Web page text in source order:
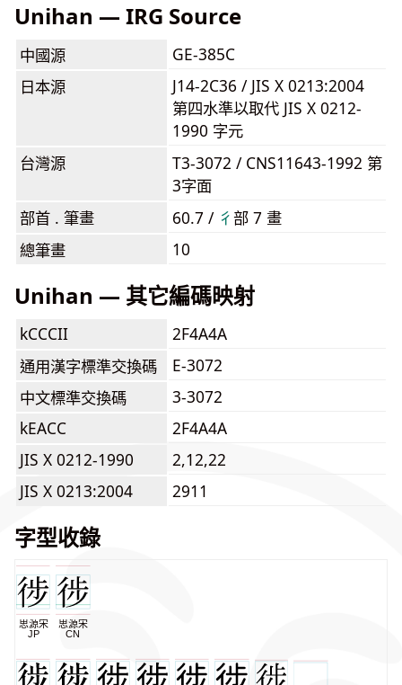
Unihan — IRG Source
中國源
GE-385C
日本源
J14-2C36 / JIS X 0213:2004
第四水準以取代 JIS X 0212-
1990 字元
台灣源
T3-3072 / CNS11643-1992 第
3字面
部首 . 筆畫
60.7 / ⼻部 7 畫
總筆畫
10
Unihan — 其它編碼映射
kCCCII
2F4A4A
通用漢字標準交換碼
E-3072
中文標準交換碼
3-3072
kEACC
2F4A4A
JIS X 0212-1990
2,12,22
JIS X 0213:2004
2911
字型收錄
思源宋
JP
思源宋
CN